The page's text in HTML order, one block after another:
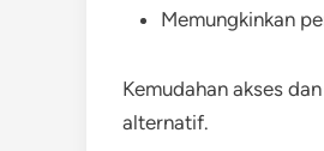
Memungkinkan
Kemudahan akses
alternatif.